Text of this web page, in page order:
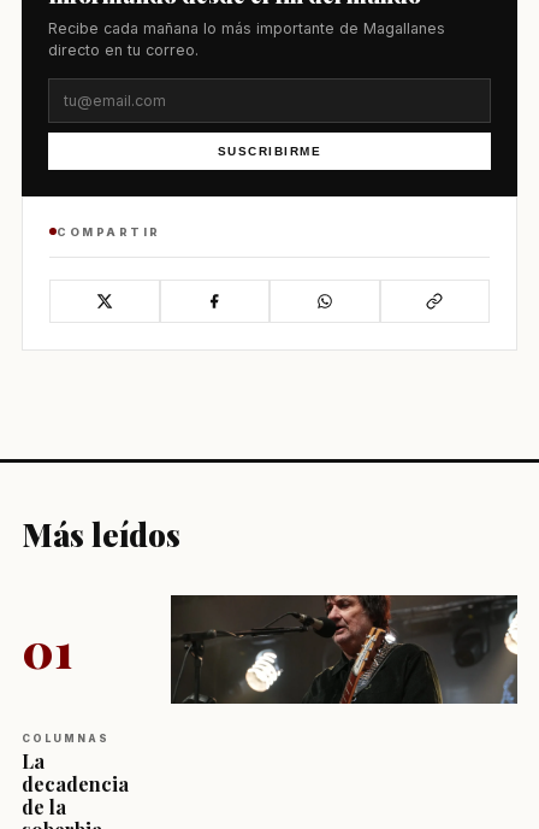
Recibe cada mañana lo más importante de Magallanes
directo en tu correo.
SUSCRIBIRME
COMPARTIR
Más leídos
01
COLUMNAS
La
decadencia
de la